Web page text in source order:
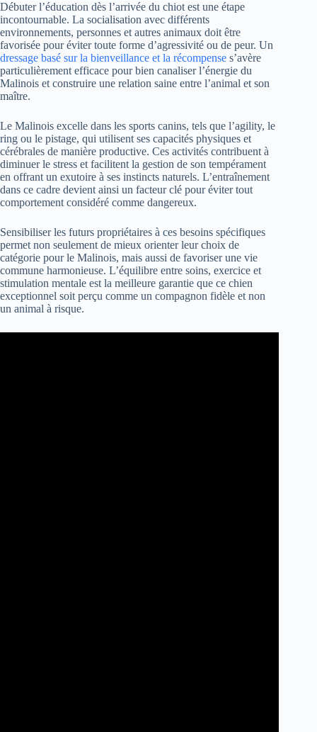
Débuter l’éducation dès l’arrivée du chiot est une étape
incontournable. La socialisation avec différents
environnements, personnes et autres animaux doit être
favorisée pour éviter toute forme d’agressivité ou de peur. Un
dressage basé sur la bienveillance et la récompense s’avère
particulièrement efficace pour bien canaliser l’énergie du
Malinois et construire une relation saine entre l’animal et son
maître.
Le Malinois excelle dans les sports canins, tels que l’agility, le
ring ou le pistage, qui utilisent ses capacités physiques et
cérébrales de manière productive. Ces activités contribuent à
diminuer le stress et facilitent la gestion de son tempérament
en offrant un exutoire à ses instincts naturels. L’entraînement
dans ce cadre devient ainsi un facteur clé pour éviter tout
comportement considéré comme dangereux.
Sensibiliser les futurs propriétaires à ces besoins spécifiques
permet non seulement de mieux orienter leur choix de
catégorie pour le Malinois, mais aussi de favoriser une vie
commune harmonieuse. L’équilibre entre soins, exercice et
stimulation mentale est la meilleure garantie que ce chien
exceptionnel soit perçu comme un compagnon fidèle et non
un animal à risque.